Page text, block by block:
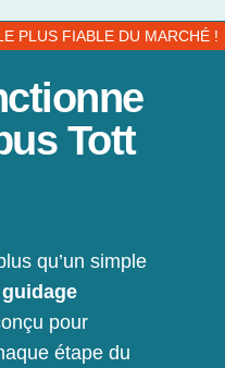
PLUS FIABLE DU MARCHÉ !
Tott
qu’un simple
pour
étape du